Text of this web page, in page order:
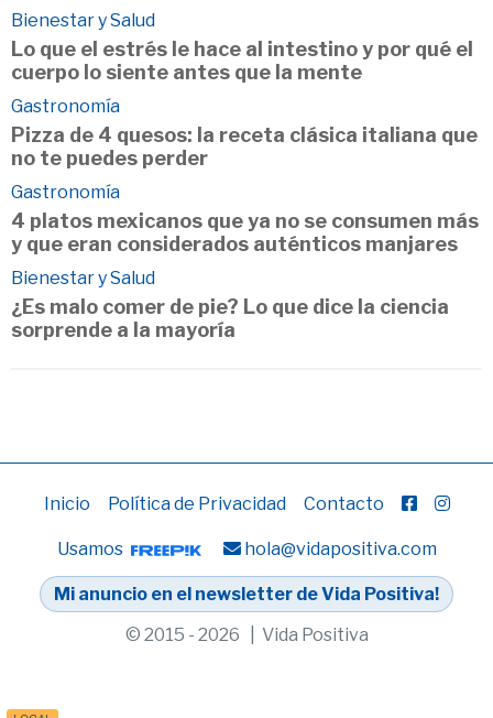
Bienestar y Salud
Lo que el estrés le hace al intestino y por qué el
cuerpo lo siente antes que la mente
Gastronomía
Pizza de 4 quesos: la receta clásica italiana que
no te puedes perder
Gastronomía
4 platos mexicanos que ya no se consumen más
y que eran considerados auténticos manjares
Bienestar y Salud
¿Es malo comer de pie? Lo que dice la ciencia
sorprende a la mayoría
Inicio Política de Privacidad Contacto
Usamos hola@vidapositiva.com
Mi anuncio en el newsletter de Vida Positiva!
© 2015 - 2026 | Vida Positiva